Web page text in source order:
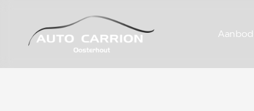
Aanbod